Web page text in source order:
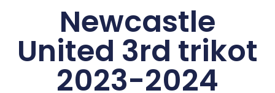
Newcastle
United 3rd trikot
2023-2024